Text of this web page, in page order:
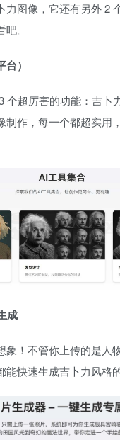
力图像，它还有另外 2
。
）
个超厉害的功能：吉卜
制作，每一个都超实用
成
象！不管你上传的是人
快速生成吉卜力风格的